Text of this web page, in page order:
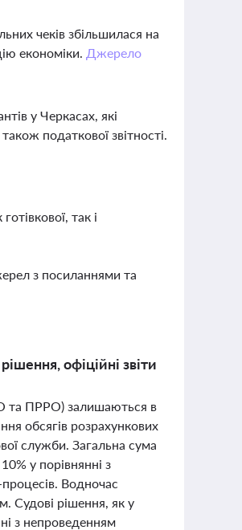
чеків збільшилася на
економіки. Джерело
у Черкасах, які
податкової звітності.
так і
з посиланнями та
офіційні звіти
та ПРРО) залишаються в
обсягів розрахункових
служби. Загальна сума
у порівнянні з
Водночас
Судові рішення, як у
з непроведенням